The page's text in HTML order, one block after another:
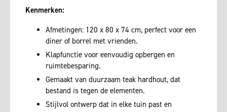
Kenmerken:
Afmetingen: 120 x 80 x 74 cm, perfect voor een
diner of borrel met vrienden.
Klapfunctie voor eenvoudig opbergen en
ruimtebesparing.
Gemaakt van duurzaam teak hardhout, dat
bestand is tegen de elementen.
Stijlvol ontwerp dat in elke tuin past en